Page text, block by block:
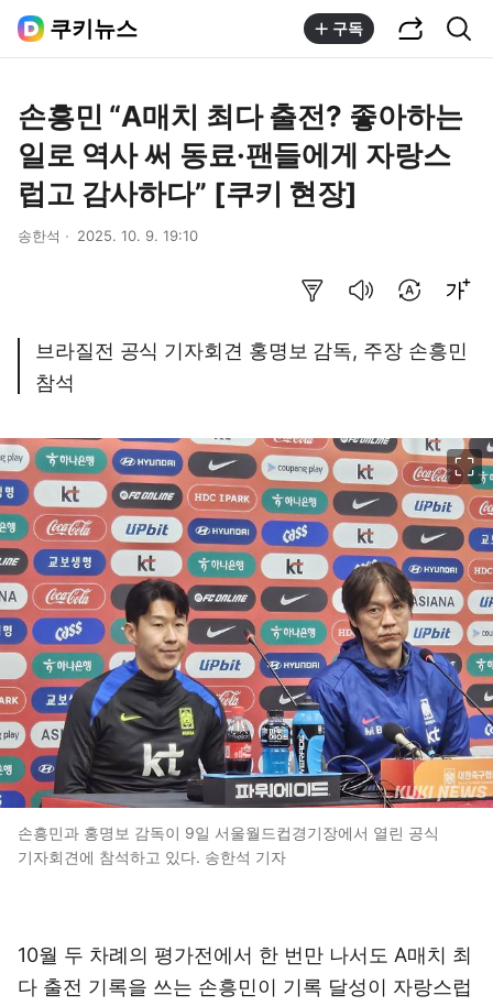
쿠키뉴스 구독
손흥민 “A매치 최다 출전? 좋아하는
일로 역사 써 동료·팬들에게 자랑스
럽고 감사하다” [쿠키 현장]
송한석 2025. 10. 9. 19:10
브라질전 공식 기자회견 홍명보 감독, 주장 손흥민
참석
손흥민과 홍명보 감독이 9일 서울월드컵경기장에서 열린 공식
기자회견에 참석하고 있다. 송한석 기자
10월 두 차례의 평가전에서 한 번만 나서도 A매치 최
다 출전 기록을 쓰는 손흥민이 기록 달성이 자랑스럽